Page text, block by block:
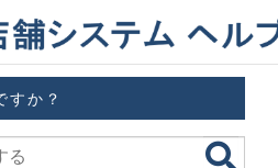
すか？